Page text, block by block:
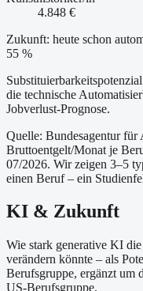
4.848 €
Zukunft: heute schon
55 %
die technische
Jobverlust-Prognose.
Quelle: Bundesagentur
Bruttoentgelt/Monat je
07/2026. Wir zeigen 3–5
einen Beruf – ein
KI & Zukunft
Wie stark generative KI
verändern könnte – als
Berufsgruppe, ergänzt um
US-Berufsgruppe.